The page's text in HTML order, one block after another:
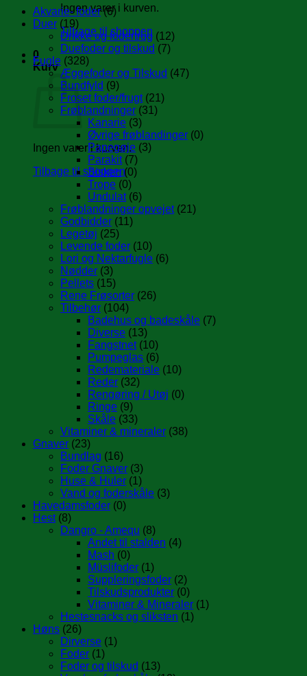
Ingen varer i kurven.
Tilbage til shoppen
0
Kurv
Ingen varer i kurven.
Tilbage til shoppen
Akvarie- foder (6)
Duer (19)
Drikke og fodertrug (12)
Duefoder og tilskud (7)
Fugle (328)
Æggefoder og Tilskud (47)
Bundfyld (9)
Froset foder/frugt (21)
Frøblandninger (31)
Kanarie (3)
Øvrige frøblandinger (0)
Papegøje (3)
Parakit (7)
Sisken (0)
Trope (0)
Undulat (6)
Frøblandninger opvejet (21)
Godbidder (11)
Legetøj (25)
Levende foder (10)
Lori og Nektarfugle (6)
Nødder (3)
Pellets (15)
Rene Frøsorter (26)
Tilbehør (104)
Badehus og badeskåle (7)
Diverse (13)
Fangstnet (10)
Pumpeglas (6)
Redemateriale (10)
Reder (32)
Rengøring / Utøj (0)
Ringe (9)
Skåle (33)
Vitaminer & mineraler (38)
Gnaver (23)
Bundlag (16)
Foder Gnaver (3)
Huse & Huler (1)
Vand og foderskåle (3)
Havedamsfoder (0)
Hest (8)
Dangro - Amequ (8)
Andet til stalden (4)
Mash (0)
Müslifoder (1)
Suppleringsfoder (2)
Tilskudsprodukter (0)
Vitaminer & Mineraler (1)
Hestesnacks og sliksten (1)
Høns (26)
Dirverse (1)
Foder (1)
Foder og tilskud (13)